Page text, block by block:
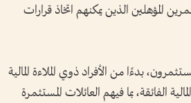
المؤهلين الذين يمكنهم اتخاذ قرارات
بدءًا من الأفراد ذوي الملاءة المالية
الفائقة، بما فيهم العائلات المستثمرة